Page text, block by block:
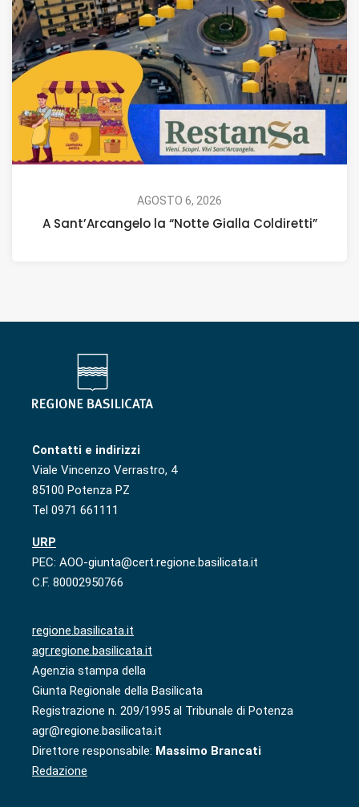
AGOSTO 6, 2026
A Sant’Arcangelo la “Notte Gialla Coldiretti”
Contatti e indirizzi
Viale Vincenzo Verrastro, 4
85100 Potenza PZ
Tel 0971 661111
URP
PEC: AOO-giunta@cert.regione.basilicata.it
C.F. 80002950766
regione.basilicata.it
agr.regione.basilicata.it
Agenzia stampa della
Giunta Regionale della Basilicata
Registrazione n. 209/1995 al Tribunale di Potenza
agr@regione.basilicata.it
Direttore responsabile: Massimo Brancati
Redazione